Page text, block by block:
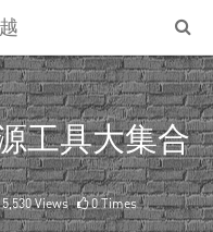
工具大集合
Views 0 Times